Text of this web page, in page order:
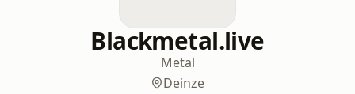
Blackmetal.live
Metal
Deinze